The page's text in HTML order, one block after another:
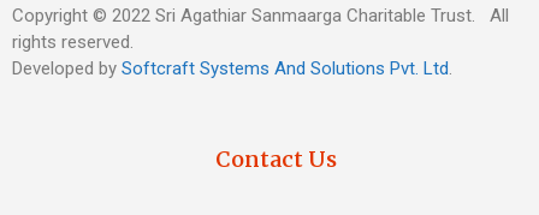
Copyright © 2022 Sri Agathiar Sanmaarga Charitable Trust. All
rights reserved.
Developed by Softcraft Systems And Solutions Pvt. Ltd.
Contact Us